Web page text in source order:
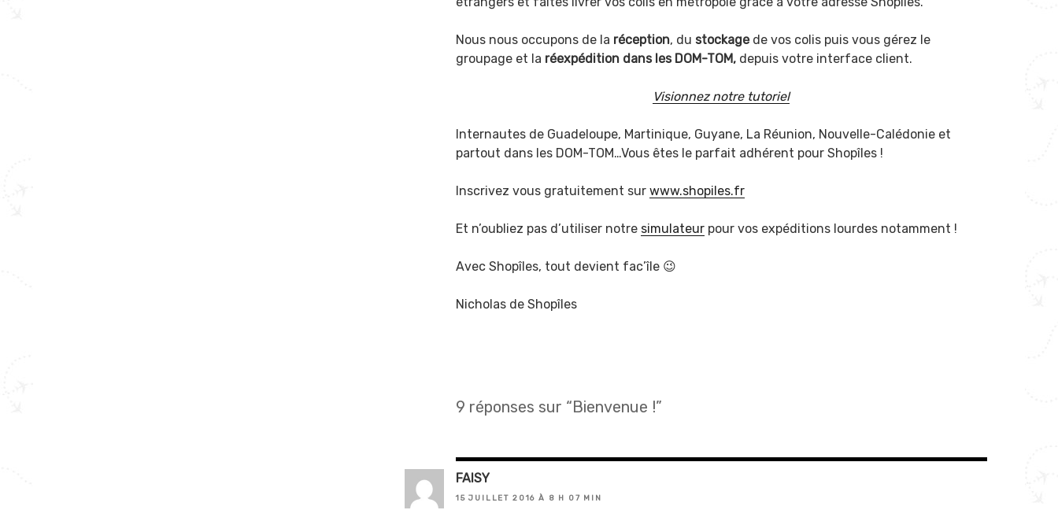
Nous nous occupons de la réception, du stockagede vos colis puis vous gérez le
groupage et la réexpédition dans les DOM-TOM,depuis votre interface client.
Visionnez notre tutoriel
Internautes de Guadeloupe, Martinique, Guyane, La Réunion, Nouvelle-Calédonie et
partout dans les DOM-TOM…Vous êtes le parfait adhérent pour Shopîles !
Inscrivez vous gratuitement sur www.shopiles.fr
Et n’oubliez pas d’utiliser notre simulateurpour vos expéditions lourdes notamment !
Avec Shopîles, tout devient fac’île 😉
Nicholas de Shopîles
9 réponses sur “Bienvenue !”
FAISY
15 JUILLET 2016 À 8 H 07 MIN